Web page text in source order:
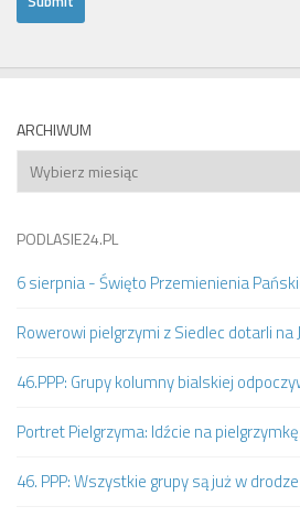
ARCHIWUM
Archiwum
PODLASIE24.PL
6 sierpnia - Święto Przemienienia
Rowerowi pielgrzymi z Siedlec dotarli na
46.PPP: Grupy kolumny bialskiej
Portret Pielgrzyma: Idźcie na
46. PPP: Wszystkie grupy są już w